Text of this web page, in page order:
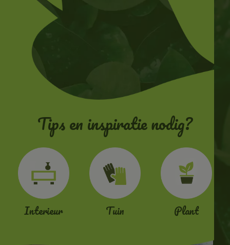
Tips en inspiratie nodig?
Interieur Tuin Plant